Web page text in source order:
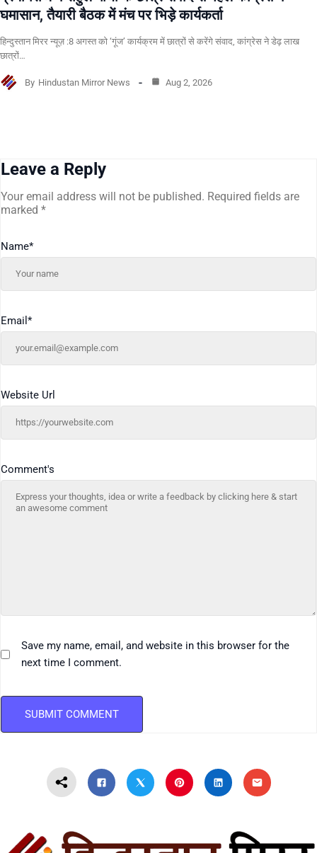
घमासान, तैयारी बैठक में मंच पर भिड़े कार्यकर्ता
हिन्दुस्तान मिरर न्यूज़ :8 अगस्त को ‘गूंज’ कार्यक्रम में छात्रों से करेंगे संवाद, कांग्रेस ने डेढ़ लाख
छात्रों…
By Hindustan Mirror News Aug 2, 2026
Leave a Reply
Your email address will not be published. Required fields are
marked *
Comment's
Name*
Email *
Website Url
Save my name, email, and website in this browser for the
next time I comment.